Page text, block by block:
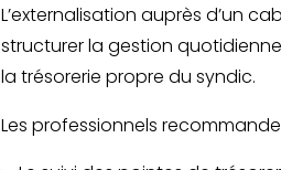
L’externalisation auprès d’un
structurer la gestion
la trésorerie propre du syndic.
Les professionnels